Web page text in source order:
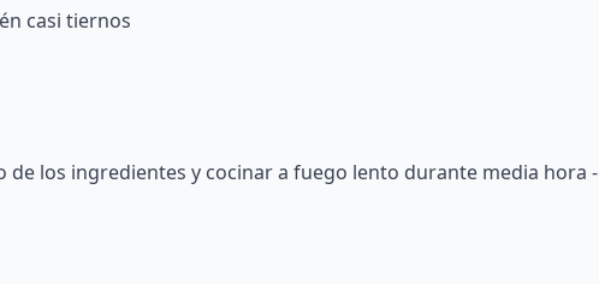
casi tiernos
de los ingredientes y cocinar a fuego lento durante media hora -